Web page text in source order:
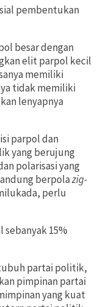
pembentukan
besar dengan
elit parpol kecil
memiliki
tidak memiliki
lenyapnya
parpol dan
yang berujung
polarisasi yang
berpolazig-
perlu
15%
partai politik,
pimpinan partai
yang kuat